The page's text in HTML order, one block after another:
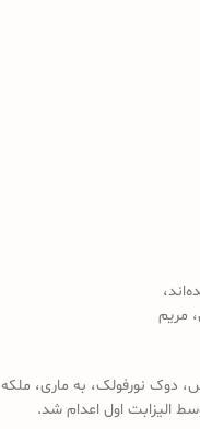
مریم
نورفولک، به ماری، ملکه
الیزابت اول اعدام شد.